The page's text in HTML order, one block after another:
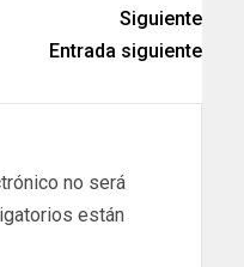
Siguiente
Entrada siguiente
no será
están